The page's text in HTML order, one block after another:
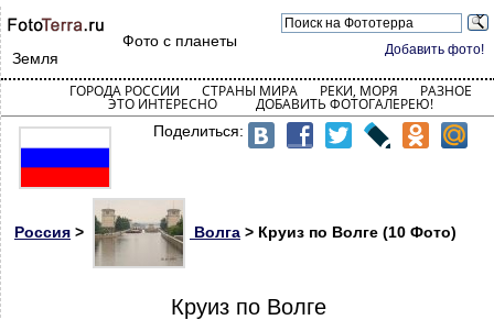
Добавить фото!
Фото с планеты
Земля
ГОРОДА РОССИИ СТРАНЫ МИРА РЕКИ, МОРЯ РАЗНОЕ
ЭТО ИНТЕРЕСНО ДОБАВИТЬ ФОТОГАЛЕРЕЮ!
Поделиться:
Россия > Волга > Круиз по Волге (10 Фото)
Круиз по Волге